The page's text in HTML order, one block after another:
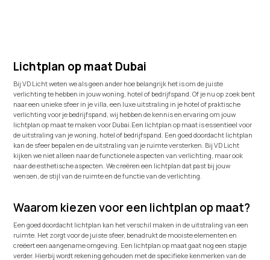
Lichtplan op maat Dubai
Bij VD Licht weten we als geen ander hoe belangrijk het is om de juiste
verlichting te hebben in jouw woning, hotel of bedrijfspand. Of je nu op zoek bent
naar een unieke sfeer in je villa, een luxe uitstraling in je hotel of praktische
verlichting voor je bedrijfspand, wij hebben de kennis en ervaring om jouw
lichtplan op maat te maken voor Dubai.Een lichtplan op maat is essentieel voor
de uitstraling van je woning, hotel of bedrijfspand. Een goed doordacht lichtplan
kan de sfeer bepalen en de uitstraling van je ruimte versterken. Bij VD Licht
kijken we niet alleen naar de functionele aspecten van verlichting, maar ook
naar de esthetische aspecten. We creëren een lichtplan dat past bij jouw
wensen, de stijl van de ruimte en de functie van de verlichting.
Waarom kiezen voor een lichtplan op maat?
Een goed doordacht lichtplan kan het verschil maken in de uitstraling van een
ruimte. Het zorgt voor de juiste sfeer, benadrukt de mooiste elementen en
creëert een aangename omgeving. Een lichtplan op maat gaat nog een stapje
verder. Hierbij wordt rekening gehouden met de specifieke kenmerken van de